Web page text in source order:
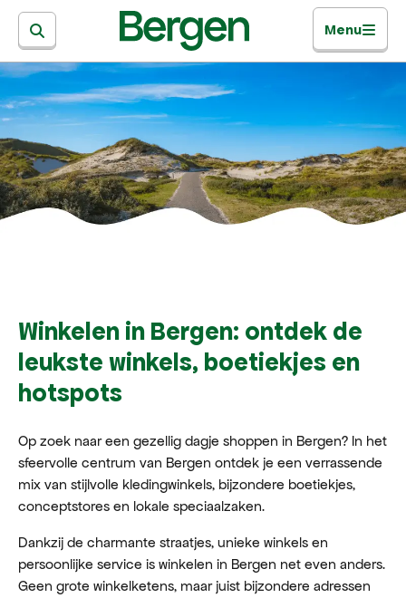
Menu
Winkelen in Bergen: ontdek de
leukste winkels, boetiekjes en
hotspots
Op zoek naar een gezellig dagje shoppen in Bergen? In het
sfeervolle centrum van Bergen ontdek je een verrassende
mix van stijlvolle kledingwinkels, bijzondere boetiekjes,
conceptstores en lokale speciaalzaken.
Dankzij de charmante straatjes, unieke winkels en
persoonlijke service is winkelen in Bergen net even anders.
Geen grote winkelketens, maar juist bijzondere adressen